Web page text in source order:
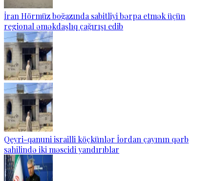
İran Hörmüz boğazında sabitliyi bərpa etmək üçün
regional əməkdaşlıq çağırışı edib
Qeyri-qanuni israilli köçkünlər İordan çayının qərb
sahilində iki məscidi yandırıblar